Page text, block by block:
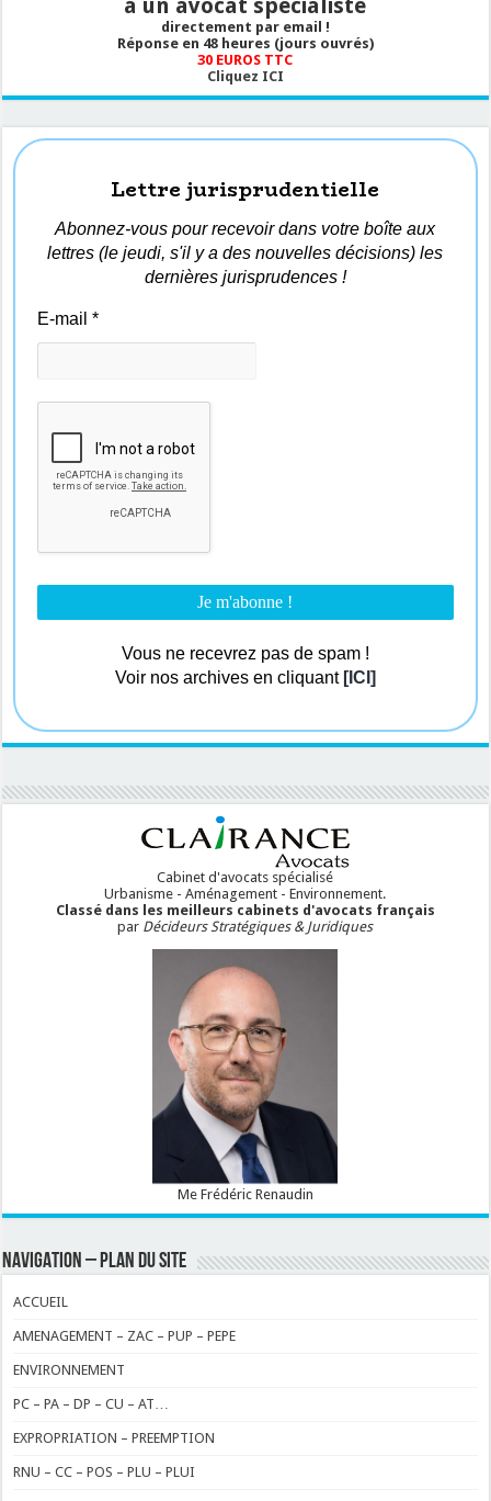
à un avocat spécialiste
directement par email !
Réponse en 48 heures (jours ouvrés)
30 EUROS TTC
Cliquez ICI
Lettre jurisprudentielle
Abonnez-vous pour recevoir dans votre boîte aux
lettres (le jeudi, s'il y a des nouvelles décisions) les
dernières jurisprudences !
E-mail*
Vous ne recevrez pas de spam !
Voir nos archives en cliquant [ICI]
Cabinet d'avocats spécialisé
Urbanisme - Aménagement - Environnement.
Classé dans les meilleurs cabinets d'avocats français
par Décideurs Stratégiques & Juridiques
Me Frédéric Renaudin
NAVIGATION – PLAN DU SITE
ACCUEIL
AMENAGEMENT – ZAC – PUP – PEPE
ENVIRONNEMENT
PC – PA – DP – CU – AT…
EXPROPRIATION – PREEMPTION
RNU – CC – POS – PLU – PLUI